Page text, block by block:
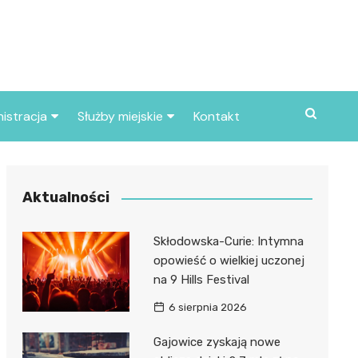
miasta
Służby miejskie
Policja
Kontakt
Aktualności
Skłodowska-Curie: Intymna
opowieść o wielkiej uczonej
na 9 Hills Festival
6 sierpnia 2026
Gajowice zyskają nowe